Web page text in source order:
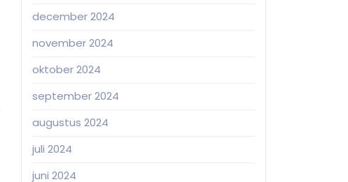
december 2024
november 2024
oktober 2024
september 2024
augustus 2024
juli 2024
juni 2024